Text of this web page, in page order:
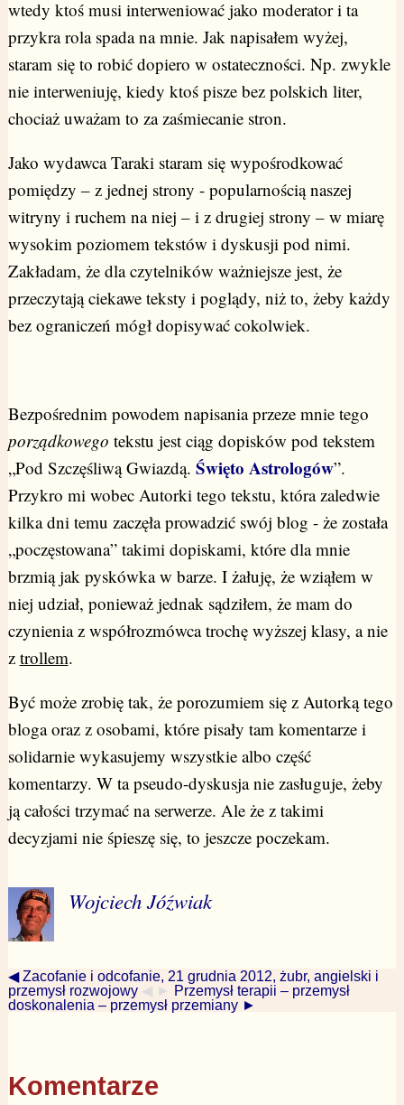
wtedy ktoś musi interweniować jako moderator i ta
przykra rola spada na mnie. Jak napisałem wyżej,
staram się to robić dopiero w ostateczności. Np. zwykle
nie interweniuję, kiedy ktoś pisze bez polskich liter,
chociaż uważam to za zaśmiecanie stron.
Jako wydawca Taraki staram się wypośrodkować
pomiędzy – z jednej strony - popularnością naszej
witryny i ruchem na niej – i z drugiej strony – w miarę
wysokim poziomem tekstów i dyskusji pod nimi.
Zakładam, że dla czytelników ważniejsze jest, że
przeczytają ciekawe teksty i poglądy, niż to, żeby każdy
bez ograniczeń mógł dopisywać cokolwiek.
Bezpośrednim powodem napisania przeze mnie tego
porządkowego tekstu jest ciąg dopisków pod tekstem
„Pod Szczęśliwą Gwiazdą. Święto Astrologów”.
Przykro mi wobec Autorki tego tekstu, która zaledwie
kilka dni temu zaczęła prowadzić swój blog - że została
„poczęstowana” takimi dopiskami, które dla mnie
brzmią jak pyskówka w barze. I żałuję, że wziąłem w
niej udział, ponieważ jednak sądziłem, że mam do
czynienia z współrozmówca trochę wyższej klasy, a nie
z trollem.
Być może zrobię tak, że porozumiem się z Autorką tego
bloga oraz z osobami, które pisały tam komentarze i
solidarnie wykasujemy wszystkie albo część
komentarzy. W ta pseudo-dyskusja nie zasługuje, żeby
ją całości trzymać na serwerze. Ale że z takimi
decyzjami nie śpieszę się, to jeszcze poczekam.
Wojciech Jóźwiak
◀ Zacofanie i odcofanie, 21 grudnia 2012, żubr, angielski i
przemysł rozwojowy ◀ ►
Przemysł terapii – przemysł
doskonalenia – przemysł przemiany ►
Komentarze